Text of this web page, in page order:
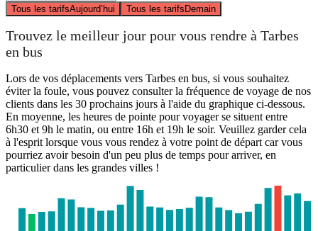
Tous les tarifsAujourd’hui Tous les tarifsDemain
Trouvez le meilleur jour pour vous rendre à Tarbes
en bus
Lors de vos déplacements vers Tarbes en bus, si vous souhaitez
éviter la foule, vous pouvez consulter la fréquence de voyage de nos
clients dans les 30 prochains jours à l'aide du graphique ci-dessous.
En moyenne, les heures de pointe pour voyager se situent entre
6h30 et 9h le matin, ou entre 16h et 19h le soir. Veuillez garder cela
à l'esprit lorsque vous vous rendez à votre point de départ car vous
pourriez avoir besoin d'un peu plus de temps pour arriver, en
particulier dans les grandes villes !